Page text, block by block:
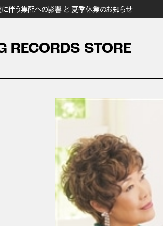
伴う集配への影響 と 夏季休業のお知らせ
RECORDS STORE